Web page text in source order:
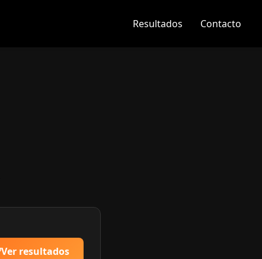
Resultados Contacto
Ver resultados